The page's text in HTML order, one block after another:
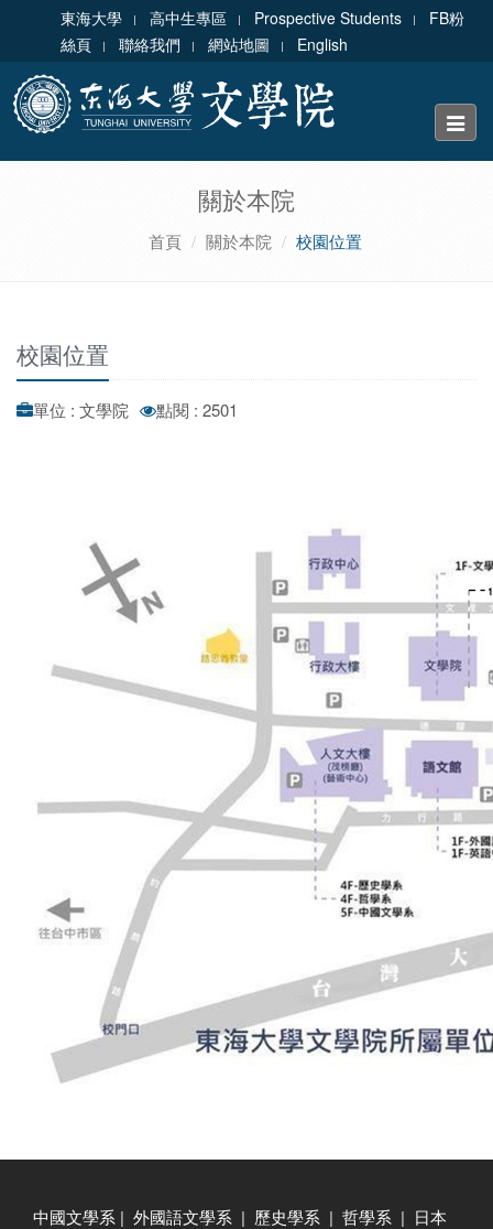
東海大學 高中生專區 Prospective Students
FB粉
絲頁
聯絡我們 網站地圖 English
Toggle
關於本院
首頁 關於本院 校園位置
校園位置
單位 : 文學院 點閱 : 2501
中國文學系 | 外國語文學系 | 歷史學系 | 哲學系 | 日本